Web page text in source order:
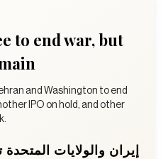
to end war, but
and Washington to end
IPO on hold, and other
إيران والولايات